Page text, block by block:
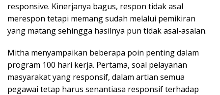
responsive. Kinerjanya bagus, respon tidak asal
merespon tetapi memang sudah melalui pemikiran
yang matang sehingga hasilnya pun tidak asal-asalan.
Mitha menyampaikan beberapa poin penting dalam
program 100 hari kerja. Pertama, soal pelayanan
masyarakat yang responsif, dalam artian semua
pegawai tetap harus senantiasa responsif terhadap